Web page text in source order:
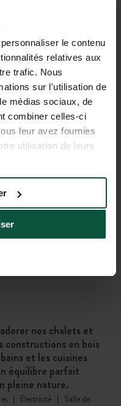
le contenu
relatives aux
trafic. Nous
sur l'utilisation de
médias sociaux, de
combiner celles-ci
leur avez fournies
utilisation de leurs
nos chalets et
constructions en bois
et les cuisines
équilibre parfait
pleine nature.
| Electricité | Salle de